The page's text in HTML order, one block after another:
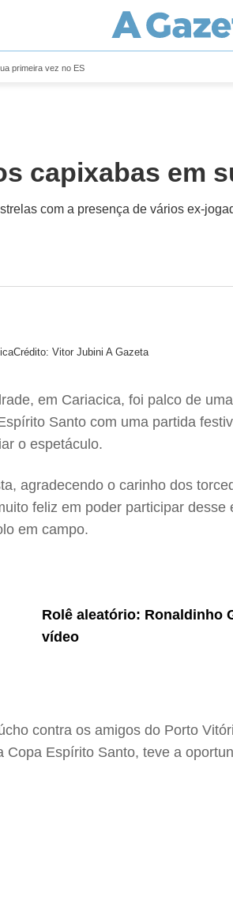
primeira vez no ES
capixabas em
com a presença de vários ex-
Crédito: Vitor Jubini A Gazeta
em Cariacica, foi palco de
Santo com uma partida
o espetáculo.
agradecendo o carinho dos
feliz em poder participar
em campo.
Rolê aleatório: Ronaldinho
vídeo
contra os amigos do Porto
Espírito Santo, teve a